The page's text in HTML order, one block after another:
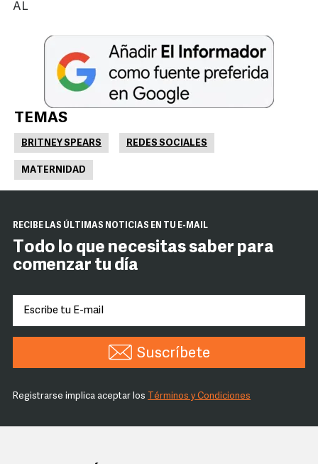
AL
TEMAS
BRITNEY SPEARS REDES SOCIALES
MATERNIDAD
RECIBE LAS ÚLTIMAS NOTICIAS EN TU E-MAIL
Todo lo que necesitas saber para
comenzar tu día
Suscríbete
Registrarse implica aceptar los Términos y Condiciones